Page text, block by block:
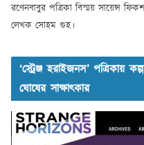
রণেনবাবুর পত্রিকা বিস্ময় সায়েন্স
লেখক সোহম গুহ।
‘স্ট্রেঞ্জ হরাইজনস’ পত্রিকায়
ঘোষের সাক্ষাৎকার